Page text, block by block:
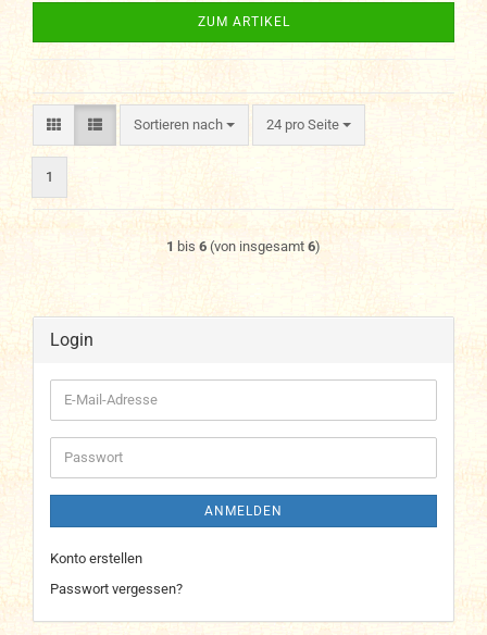
ZUM ARTIKEL
Sortieren nach
Sortieren nach 24 pro Seite
pro Seite
1
1 bis 6 (von insgesamt 6)
Login
E-
Mail-
Adresse
Passwort
ANMELDEN
Konto erstellen
Passwort vergessen?